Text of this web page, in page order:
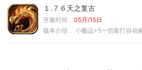
１.７６天之复古
开服时间： 05月/15日
版本介绍： 小极品+5一切靠打自动